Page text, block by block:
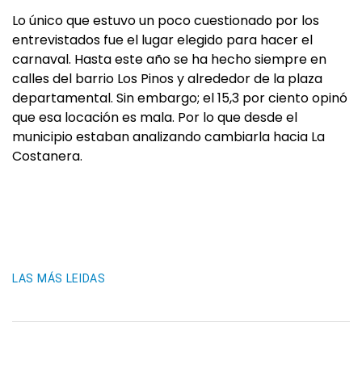
Lo único que estuvo un poco cuestionado por los
entrevistados fue el lugar elegido para hacer el
carnaval. Hasta este año se ha hecho siempre en
calles del barrio Los Pinos y alrededor de la plaza
departamental. Sin embargo; el 15,3 por ciento opinó
que esa locación es mala. Por lo que desde el
municipio estaban analizando cambiarla hacia La
Costanera.
LAS MÁS LEIDAS